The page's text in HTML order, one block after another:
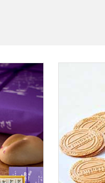
フト】
個入【年間ギフト
東京風